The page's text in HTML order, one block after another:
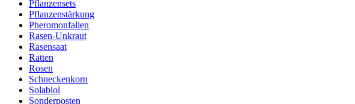
Pflanzensets
Pflanzenstärkung
Pheromonfallen
Rasen-Unkraut
Rasensaat
Ratten
Rosen
Schneckenkorn
Solabiol
Sonderposten